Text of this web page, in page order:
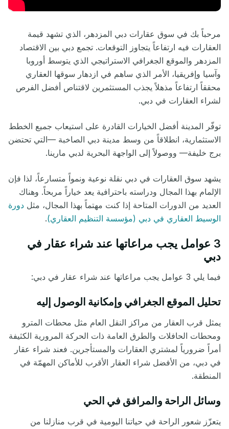
مرحباً بك في سوق عقارات دبي المزدهر، الذي تشهد قيمة
العقارات فيه ارتفاعاً يتجاوز التوقعات. تجمع دبي بين الاقتصاد
المزدهر والموقع الجغرافي الاستراتيجي الذي يتوسط أوروبا
وآسيا وإفريقيا، الأمر الذي ساهم في ازدهار سوقها العقاري
محققاً ارتفاعاً مذهلاً يجذب المستثمرين لاقتناص أفضل الفرص
لشراء العقارات في دبي.
توفّر المدينة أفضل الخيارات القادرة على استيعاب جميع الخطط
الاستثمارية، انطلاقاً من وسط مدينة دبي الصاخبة —التي تحتضن
برج خليفة— ووصولاً إلى الواجهة البحرية لدبي مارينا.
يشهد سوق العقارات في دبي نقلة نوعية ونمواً متسارعاً، لذا فإن
الإلمام بهذا المجال ودراسته باحترافية يعد خياراً مربحاً. وهناك
العديد من الدورات المتاحة إذا كنت مهتماً بهذا المجال، مثل دورة
الوسيط العقاري في دبي (مؤسسة التنظيم العقاري).
3 عوامل يجب مراعاتها عند شراء عقار في
دبي
فيما يلي 3 عوامل يجب مراعاتها عند شراء عقار في دبي:
تحليل الموقع الجغرافي وإمكانية الوصول إليه
يمثل قرب العقار من مراكز النقل العام مثل محطات المترو
ومحطات الحافلات والطرق العامة ذات الحركة المرورية الكثيفة
أمراً ضرورياً لمشتري العقارات والمستأجرين. فعند شراء عقار
في دبي، من الأفضل شراء العقار الأقرب للأماكن المهمّة في
المنطقة.
وسائل الراحة والمرافق في الحي
يتعزّز شعور الراحة في حياتنا اليومية في قرب منازلنا من